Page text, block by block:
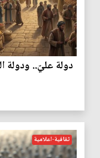
دولة عليّ.. ودولة
ثقافية-اعلامية